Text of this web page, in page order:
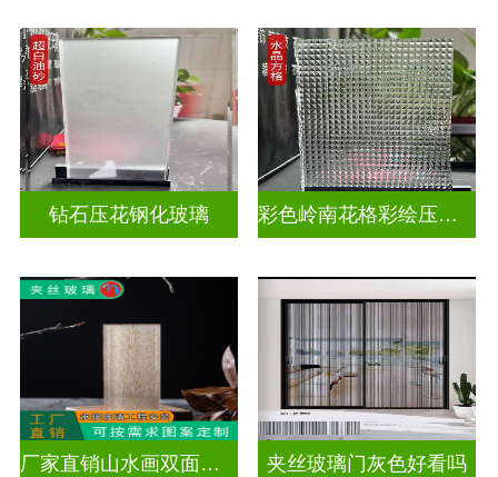
钻石压花钢化玻璃 彩色岭南花格彩绘压花玻璃
厂家直销山水画双面轻奢透光夹丝玻璃 夹丝玻璃门灰色好看吗